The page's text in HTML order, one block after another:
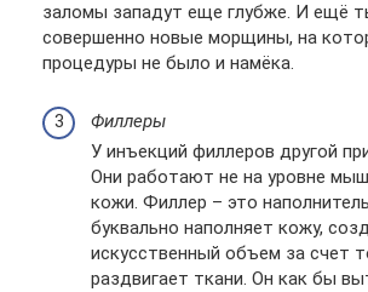
заломы западут еще глубже. И ещё
совершенно новые морщины, на
процедуры не было и намёка.
Филлеры
У инъекций филлеров другой
Они работают не на уровне
кожи. Филлер – это
буквально наполняет кожу,
искусственный объем за счет
раздвигает ткани. Он как бы